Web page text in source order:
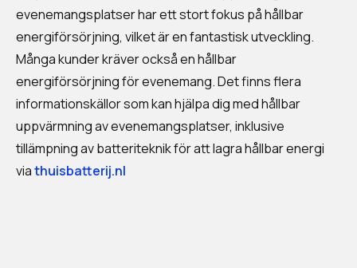
evenemangsplatser har ett stort fokus på hållbar
energiförsörjning, vilket är en fantastisk utveckling.
Många kunder kräver också en hållbar
energiförsörjning för evenemang. Det finns flera
informationskällor som kan hjälpa dig med hållbar
uppvärmning av evenemangsplatser, inklusive
tillämpning av batteriteknik för att lagra hållbar energi
viathuisbatterij.nl